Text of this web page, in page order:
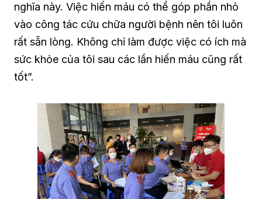
nghĩa này. Việc hiến máu có thể góp phần nhỏ
vào công tác cứu chữa người bệnh nên tôi luôn
rất sẵn lòng. Không chỉ làm được việc có ích mà
sức khỏe của tôi sau các lần hiến máu cũng rất
tốt”.